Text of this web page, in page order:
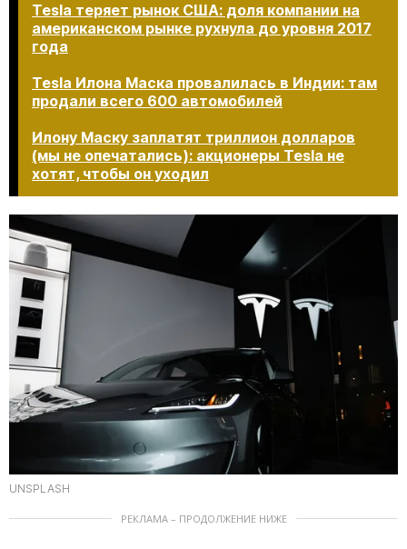
Tesla теряет рынок США: доля компании на
американском рынке рухнула до уровня 2017
года
Tesla Илона Маска провалилась в Индии: там
продали всего 600 автомобилей
Илону Маску заплатят триллион долларов
(мы не опечатались): акционеры Tesla не
хотят, чтобы он уходил​​​​​​​
UNSPLASH
РЕКЛАМА – ПРОДОЛЖЕНИЕ НИЖЕ